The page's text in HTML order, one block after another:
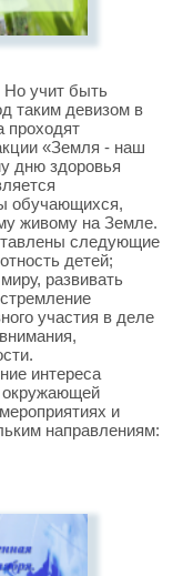
Но учит быть
таким девизом в
«Земля - наш
дню здоровья
обучающихся,
живому на Земле.
следующие
детей;
развивать
участия в деле
интереса
окружающей
и
направлениям: